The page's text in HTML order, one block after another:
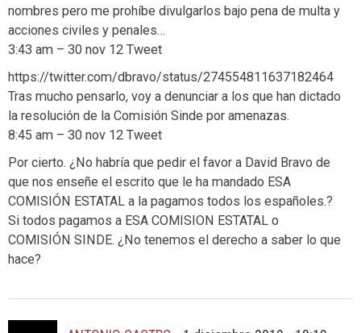
nombres pero me prohíbe divulgarlos bajo pena de multa y
acciones civiles y penales…
3:43 am – 30 nov 12 Tweet
https://twitter.com/dbravo/status/274554811637182464
Tras mucho pensarlo, voy a denunciar a los que han dictado
la resolución de la Comisión Sinde por amenazas.
8:45 am – 30 nov 12 Tweet
Por cierto. ¿No habría que pedir el favor a David Bravo de
que nos enseñe el escrito que le ha mandado ESA
COMISIÓN ESTATAL a la pagamos todos los españoles.?
Si todos pagamos a ESA COMISION ESTATAL o
COMISIÓN SINDE. ¿No tenemos el derecho a saber lo que
hace?